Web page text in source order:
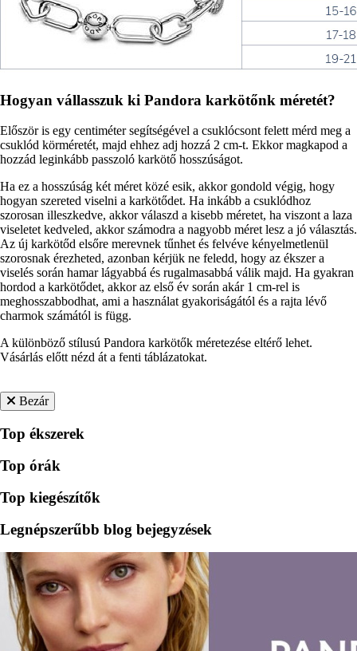
Hogyan vállasszuk ki Pandora karkötőnk méretét?
Először is egy centiméter segítségével a csuklócsont felett mérd meg a
csuklód körméretét, majd ehhez adj hozzá 2 cm-t. Ekkor magkapod a
hozzád leginkább passzoló karkötő hosszúságot.
Ha ez a hosszúság két méret közé esik, akkor gondold végig, hogy
hogyan szereted viselni a karkötődet. Ha inkább a csuklódhoz
szorosan illeszkedve, akkor válaszd a kisebb méretet, ha viszont a laza
viseletet kedveled, akkor számodra a nagyobb méret lesz a jó választás.
Az új karkötőd elsőre merevnek tűnhet és felvéve kényelmetlenül
szorosnak érezheted, azonban kérjük ne feledd, hogy az ékszer a
viselés során hamar lágyabbá és rugalmasabbá válik majd. Ha gyakran
hordod a karkötődet, akkor az első év során akár 1 cm-rel is
meghosszabbodhat, ami a használat gyakoriságától és a rajta lévő
charmok számától is függ.
A különböző stílusú Pandora karkötők méretezése eltérő lehet.
Vásárlás előtt nézd át a fenti táblázatokat.
Bezár
Top ékszerek
Top órák
Top kiegészítők
Legnépszerűbb blog bejegyzések